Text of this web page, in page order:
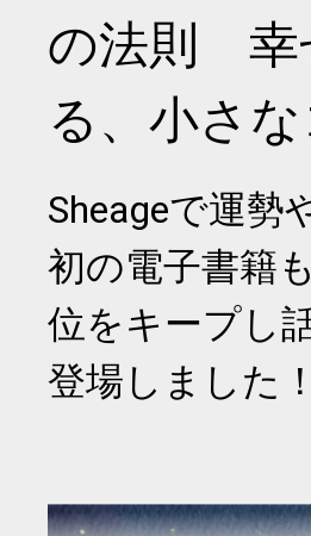
の法則 幸
る、小さな
Sheageで運勢
初の電子書籍
位をキープし
登場しました